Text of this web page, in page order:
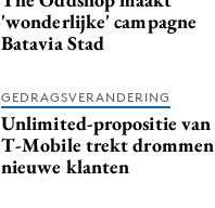
'wonderlijke' campagne
Batavia Stad
GEDRAGSVERANDERING
Unlimited-propositie van
T-Mobile trekt drommen
nieuwe klanten